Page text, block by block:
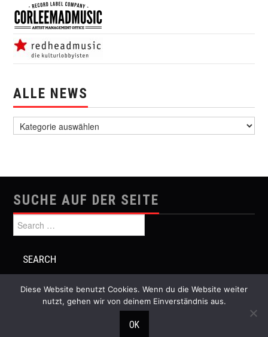
ALLE NEWS
SUCHE AUF DER SEITE
Search for:
© 2026 Festival Musik und Politik. All rights reserved.
Diese Website benutzt Cookies. Wenn du die Website weiter
nutzt, gehen wir von deinem Einverständnis aus.
OK